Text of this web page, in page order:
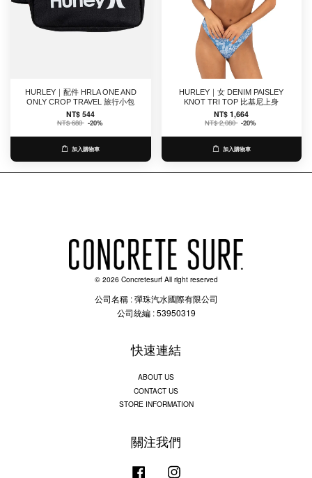
HURLEY｜配件 HRLA ONE AND
ONLY CROP TRAVEL 旅行小包
NT$ 544
NT$ 680 -20%
加入購物車
HURLEY｜女 DENIM PAISLEY
KNOT TRI TOP 比基尼上身
NT$ 1,664
NT$ 2,080 -20%
加入購物車
© 2026 Concretesurf All right reserved
公司名稱 : 彈珠汽水國際有限公司
公司統編 : 53950319
快速連結
ABOUT US
CONTACT US
STORE INFORMATION
關注我們
Facebook